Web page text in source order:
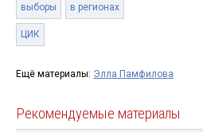
выборы в регионах
ЦИК
Ещё материалы: Элла Памфилова
Рекомендуемые материалы